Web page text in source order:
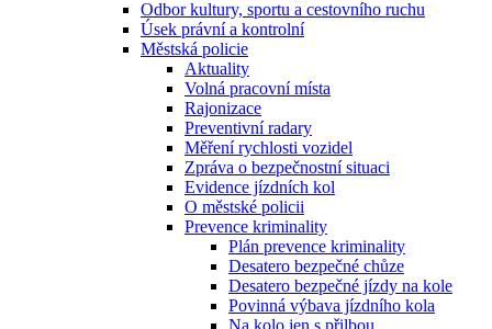
Odbor kultury, sportu a cestovního ruchu
Úsek právní a kontrolní
Městská policie
Aktuality
Volná pracovní místa
Rajonizace
Preventivní radary
Měření rychlosti vozidel
Zpráva o bezpečnostní situaci
Evidence jízdních kol
O městské policii
Prevence kriminality
Plán prevence kriminality
Desatero bezpečné chůze
Desatero bezpečné jízdy na kole
Povinná výbava jízdního kola
Na kolo jen s přilbou